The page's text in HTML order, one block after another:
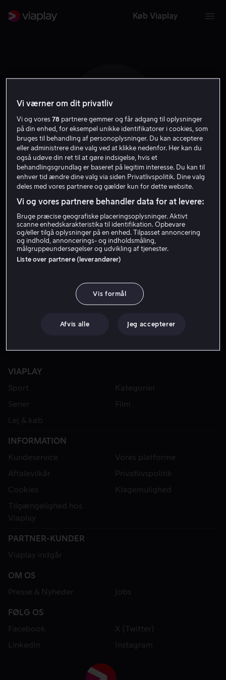
Køb Viaplay
E O
Emil Olsen
VIAPLAY
Sport
Kategorier
Serier
Film
Lej & køb
INFORMATION
Kundeservice
Vores platforme
Aftalevilkår
Privatlivspolitik
Cookies
Klagemulighed
Tilgængelighed hos
Viaplay
PARTNER-KUNDER
Viaplay indgår
OM OS
Presse & Nyheder
Jobs
FØLG OS
Facebook
X (Twitter)
LinkedIn
Instagram
Vi værner om dit privatliv
Vi og vores78 partnere gemmer og får adgang til oplysninger
på din enhed, for eksempel unikke identifikatorer i cookies, som
bruges til behandling af personoplysninger. Du kan acceptere
eller administrere dine valg ved at klikke nedenfor. Her kan du
også udøve din ret til at gøre indsigelse, hvis et
behandlingsgrundlag er baseret på legitim interesse. Du kan til
enhver tid ændre dine valg via siden Privatlivspolitik. Dine valg
deles med vores partnere og gælder kun for dette website.
Vi og vores partnere behandler data for at levere:
Bruge præcise geografiske placeringsoplysninger. Aktivt
scanne enhedskarakteristika til identifikation. Opbevare
og/eller tilgå oplysninger på en enhed. Tilpasset annoncering
og indhold, annoncerings- og indholdsmåling,
målgruppeundersøgelser og udvikling af tjenester.
Liste over partnere (leverandører)
Vis formål
Afvis alle Jeg accepterer